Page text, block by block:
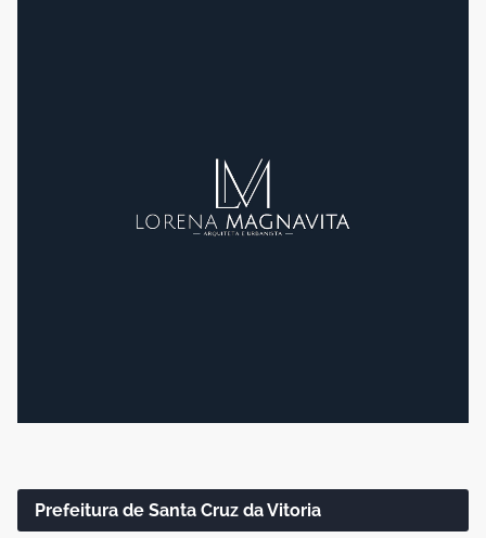
Prefeitura de Santa Cruz da Vitoria